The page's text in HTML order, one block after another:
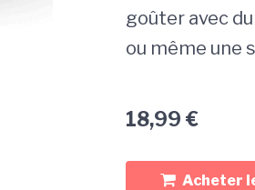
goûter avec
ou même une
18,99 €
Acheter